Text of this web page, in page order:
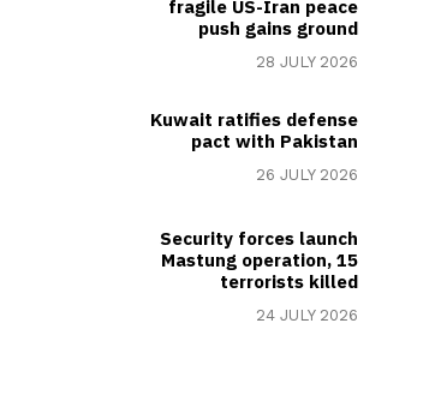
fragile US-Iran peace
push gains ground
28 JULY 2026
Kuwait ratifies defense
pact with Pakistan
26 JULY 2026
Security forces launch
Mastung operation, 15
terrorists killed
24 JULY 2026